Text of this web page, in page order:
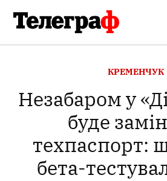
вмісту
КРЕМЕНЧУК
Незабаром у
буде
техпаспорт:
бета-